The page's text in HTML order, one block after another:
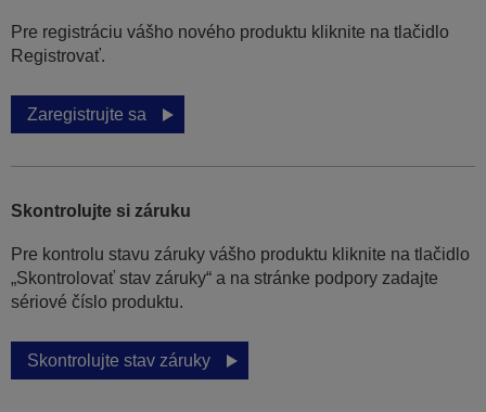
Pre registráciu vášho nového produktu kliknite na tlačidlo
Registrovať.
Zaregistrujte sa
Skontrolujte si záruku
Pre kontrolu stavu záruky vášho produktu kliknite na tlačidlo
„Skontrolovať stav záruky“ a na stránke podpory zadajte
sériové číslo produktu.
Skontrolujte stav záruky